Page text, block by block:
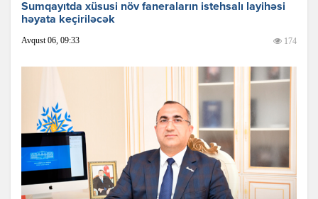
Sumqayıtda xüsusi növ faneraların istehsalı layihəsi
həyata keçiriləcək
Avqust 06, 09:33 174